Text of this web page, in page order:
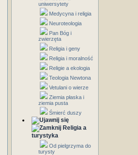
uniwersytety
Medycyna i religia
Neuroteologia
Pan Bóg i
zwierzęta
Religia i geny
Religia i moralność
Religie a ekologia
Teologia Newtona
Vetulani o wierze
Ziemia płaska i
ziemia pusta
Śmierć duszy
Religia a
turystyka
Od pielgrzyma do
turysty